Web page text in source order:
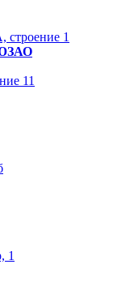
строение 1
ЮЗАО
11
1